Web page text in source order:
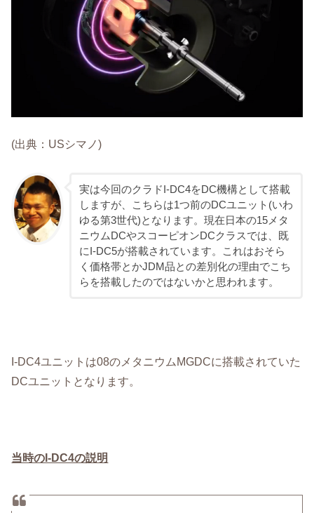
(出典：USシマノ)
実は今回のクラドI-DC4をDC機構として搭載
しますが、こちらは1つ前のDCユニット(いわ
ゆる第3世代)となります。現在日本の15メタ
ニウムDCやスコーピオンDCクラスでは、既
にI-DC5が搭載されています。これはおそら
く価格帯とかJDM品との差別化の理由でこち
らを搭載したのではないかと思われます。
I-DC4ユニットは08のメタニウムMGDCに搭載されていた
DCユニットとなります。
当時のI-DC4の説明